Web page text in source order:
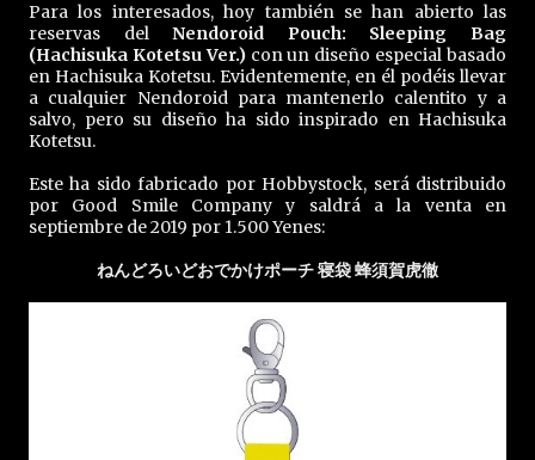
Para los interesados, hoy también se han abierto las
reservas delNendoroid Pouch: Sleeping Bag
(Hachisuka Kotetsu Ver.)con un diseño especial basado
en Hachisuka Kotetsu. Evidentemente, en él podéis llevar
a cualquier Nendoroid para mantenerlo calentito y a
salvo, pero su diseño ha sido inspirado en Hachisuka
Kotetsu.
Este ha sido fabricado por Hobbystock, será distribuido
por Good Smile Company y saldrá a la venta en
septiembre de 2019 por 1.500 Yenes:
ねんどろいどおでかけポーチ 寝袋 蜂須賀虎徹